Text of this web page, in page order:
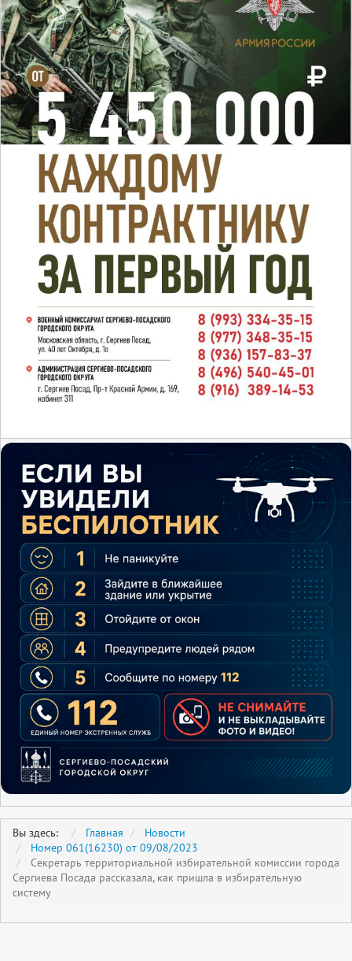
Вы здесь: Главная
Новости
Номер 061(16230) от 09/08/2023
Секретарь территориальной избирательной комиссии города
Сергиева Посада рассказала, как пришла в избирательную
систему